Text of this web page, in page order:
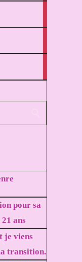
pour sa
ans
je viens
transition.